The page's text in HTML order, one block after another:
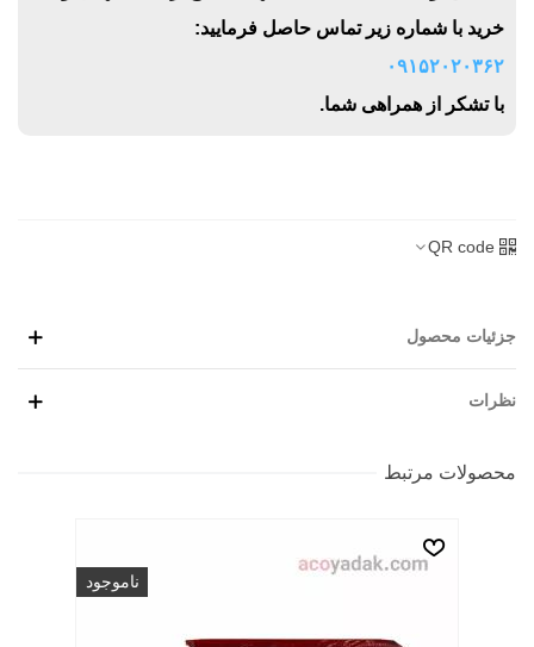
خرید با شماره زیر تماس حاصل فرمایید:
۰۹۱۵۲۰۲۰۳۶۲
با تشکر از همراهی شما.
QR code
جزئیات محصول
نظرات
محصولات مرتبط
ناموجود